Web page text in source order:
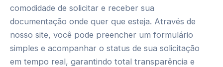
comodidade de solicitar e receber sua
documentação onde quer que esteja. Através de
nosso site, você pode preencher um formulário
simples e acompanhar o status de sua solicitação
em tempo real, garantindo total transparência e